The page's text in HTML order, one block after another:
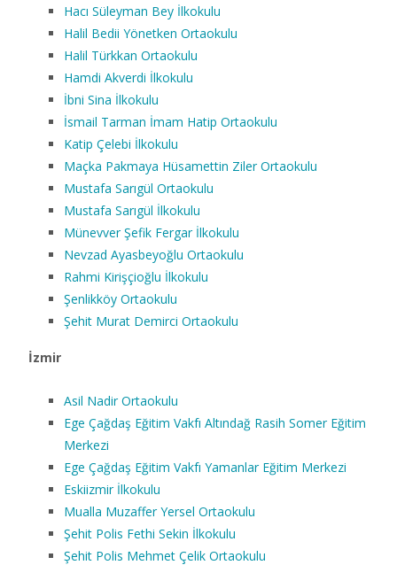
Hacı Süleyman Bey İlkokulu
Halil Bedii Yönetken Ortaokulu
Halil Türkkan Ortaokulu
Hamdi Akverdi İlkokulu
İbni Sina İlkokulu
İsmail Tarman İmam Hatip Ortaokulu
Katip Çelebi İlkokulu
Maçka Pakmaya Hüsamettin Ziler Ortaokulu
Mustafa Sarıgül Ortaokulu
Mustafa Sarıgül İlkokulu
Münevver Şefik Fergar İlkokulu
Nevzad Ayasbeyoğlu Ortaokulu
Rahmi Kirişçioğlu İlkokulu
Şenlikköy Ortaokulu
Şehit Murat Demirci Ortaokulu
İzmir
Asil Nadir Ortaokulu
Ege Çağdaş Eğitim Vakfı Altındağ Rasih Somer Eğitim
Merkezi
Ege Çağdaş Eğitim Vakfı Yamanlar Eğitim Merkezi
Eskiizmir İlkokulu
Mualla Muzaffer Yersel Ortaokulu
Şehit Polis Fethi Sekin İlkokulu
Şehit Polis Mehmet Çelik Ortaokulu